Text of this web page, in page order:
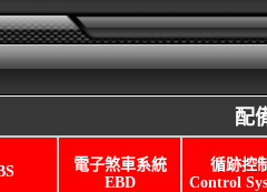
配
電子煞車系統
EBD
循跡控
Control